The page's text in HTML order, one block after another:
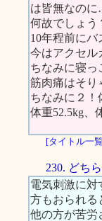
は皆無なのに
何故でしょう
10年程前に
今はアクセル
ちなみに寝っ
筋肉痛はそり
ちなみに２！
体重52.5kg、
[タイトル一
230. どち
電気刺激に対
方もおられる
他の方が苦労